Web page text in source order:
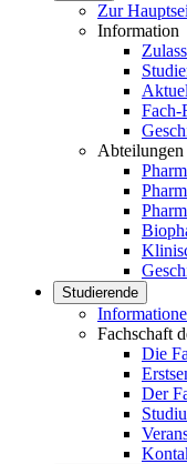
Zur
Information
Fach-
Abteilungen
Studierende
Fachschaft
Die
Der